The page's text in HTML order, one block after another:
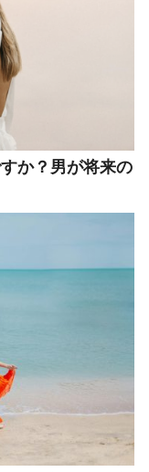
か？男が将来の